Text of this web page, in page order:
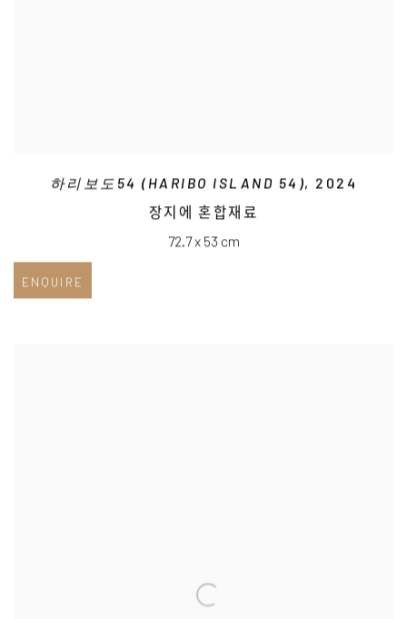
하리보도54 (HARIBO ISLAND 54), 2024
장지에 혼합재료
72.7 x 53 cm
ENQUIRE